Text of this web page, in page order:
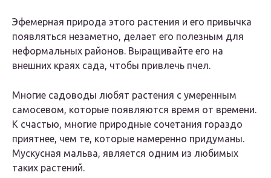
Эфемерная природа этого растения и его привычка
появляться незаметно, делает его полезным для
неформальных районов. Выращивайте его на
внешних краях сада, чтобы привлечь пчел.
Многие садоводы любят растения с умеренным
самосевом, которые появляются время от времени.
К счастью, многие природные сочетания гораздо
приятнее, чем те, которые намеренно придуманы.
Мускусная мальва, является одним из любимых
таких растений.